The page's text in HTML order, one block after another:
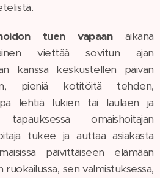
tuen vapaanaikana
viettää sovitun ajan
kanssa keskustellen päivän
pieniä kotitöitä tehden,
lehtiä lukien tai laulaen ja
omaishoitajan
tukee ja auttaa asiakasta
päivittäiseen elämään
ruokailussa, sen valmistuksessa,